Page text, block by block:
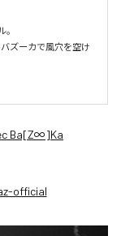
。
ズーカで風穴を空け
Ba[Z∞]Ka
official